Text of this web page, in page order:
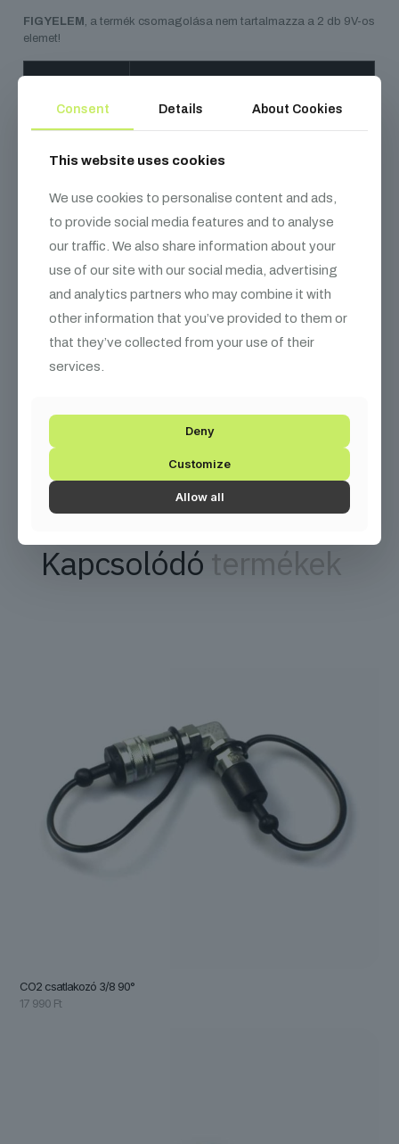
FIGYELEM , a termék csomagolása nem tartalmazza a 2 db 9V-os
elemet!
Szélesség 19 cm
Súly 2.6 kg
Tápegység 2 x 9V elem
Ajánlott
Magic FX elektromos konfetti- és
távolság
12-20 m a belehelyezett eszköztől
Kapcsolódó termékek
CO2 csatlakozó 3/8 90°
17 990 Ft
Consent Details About Cookies
This website uses cookies
We use cookies to personalise content and ads,
to provide social media features and to analyse
our traffic. We also share information about your
use of our site with our social media, advertising
and analytics partners who may combine it with
other information that you’ve provided to them or
that they’ve collected from your use of their
services.
Deny
Customize
Allow all